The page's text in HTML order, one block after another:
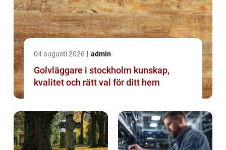
04 augusti 2026 admin
Golvläggare i stockholm kunskap,
kvalitet och rätt val för ditt hem